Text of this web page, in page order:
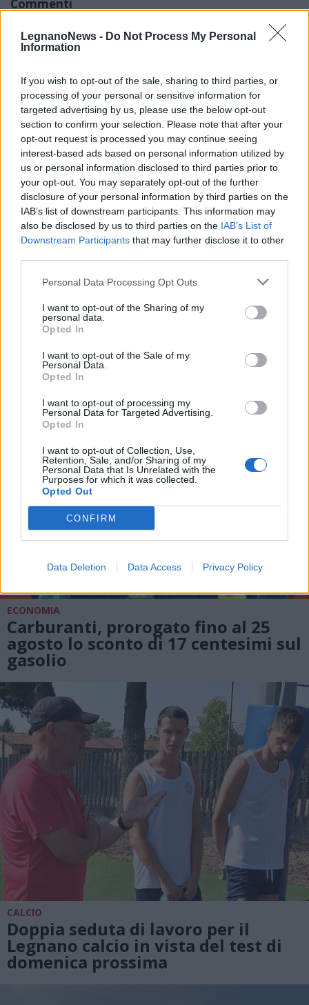
LegnanoNews - Do Not Process My Personal
Information
If you wish to opt-out of the sale, sharing to third parties, or
processing of your personal or sensitive information for
targeted advertising by us, please use the below opt-out
section to confirm your selection. Please note that after your
opt-out request is processed you may continue seeing
interest-based ads based on personal information utilized by
us or personal information disclosed to third parties prior to
your opt-out. You may separately opt-out of the further
disclosure of your personal information by third parties on the
IAB’s list of downstream participants. This information may
also be disclosed by us to third parties on the IAB’s List of
Downstream Participants that may further disclose it to other
Personal Data Processing Opt Outs
I want to opt-out of the Sharing of my
personal data.
Opted In
I want to opt-out of the Sale of my
Personal Data.
Opted In
I want to opt-out of processing my
Personal Data for Targeted Advertising.
Opted In
I want to opt-out of Collection, Use,
Retention, Sale, and/or Sharing of my
Personal Data that Is Unrelated with the
Purposes for which it was collected.
Opted Out
CONFIRM
Data Deletion Data Access Privacy Policy
Commenti
per commentare questo
articolo.
commenti non sono testi giornalistici, ma post inviati dai singoli lettori che
possono essere automaticamente pubblicati senza filtro preventivo. I commenti
che includano uno o più link a siti esterni verranno rimossi in automatico dal
sistema.
ALTRE NOTIZIE DI LEGNANO
ECONOMIA
Carburanti, prorogato fino al 25
agosto lo sconto di 17 centesimi sul
gasolio
CALCIO
Doppia seduta di lavoro per il
Legnano calcio in vista del test di
domenica prossima